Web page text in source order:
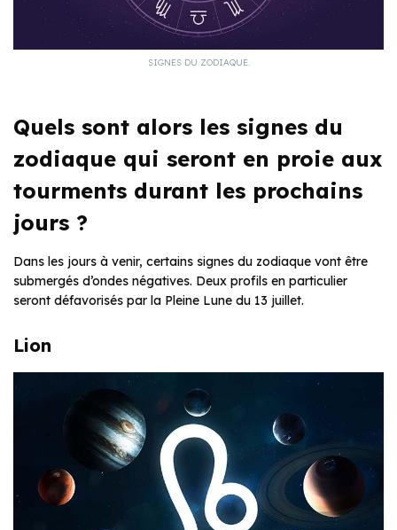
SIGNES DU ZODIAQUE.
Quels sont alors les signes du
zodiaque qui seront en proie aux
tourments durant les prochains
jours ?
Dans les jours à venir, certains signes du zodiaque vont être
submergés d’ondes négatives. Deux profils en particulier
seront défavorisés par la Pleine Lune du 13 juillet.
Lion